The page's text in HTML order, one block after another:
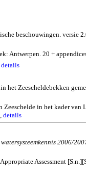
beschouwingen. versie
Antwerpen. 20 +
details
Zeescheldebekken
in het kader van
details
2006/
Assessment [S.n ][